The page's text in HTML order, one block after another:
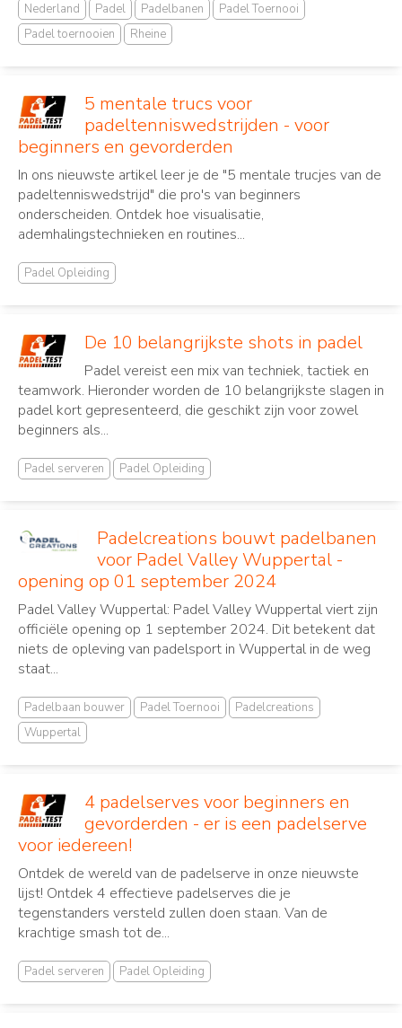
Nederland Padel Padelbanen
Padel Toernooi
Padel toernooien
Rheine
5 mentale trucs voor
padeltenniswedstrijden - voor
beginners en gevorderden
In ons nieuwste artikel leer je de "5 mentale trucjes van de
padeltenniswedstrijd" die pro's van beginners
onderscheiden. Ontdek hoe visualisatie,
ademhalingstechnieken en routines...
Padel Opleiding
De 10 belangrijkste shots in padel
Padel vereist een mix van techniek, tactiek en
teamwork. Hieronder worden de 10 belangrijkste slagen in
padel kort gepresenteerd, die geschikt zijn voor zowel
beginners als...
Padel serveren Padel Opleiding
Padelcreations bouwt padelbanen
voor Padel Valley Wuppertal -
opening op 01 september 2024
Padel Valley Wuppertal: Padel Valley Wuppertal viert zijn
officiële opening op 1 september 2024. Dit betekent dat
niets de opleving van padelsport in Wuppertal in de weg
staat...
Padelbaan bouwer Padel Toernooi
Padelcreations
Wuppertal
4 padelserves voor beginners en
gevorderden - er is een padelserve
voor iedereen!
Ontdek de wereld van de padelserve in onze nieuwste
lijst! Ontdek 4 effectieve padelserves die je
tegenstanders versteld zullen doen staan. Van de
krachtige smash tot de...
Padel serveren Padel Opleiding